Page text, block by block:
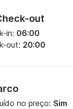
out
in: 06:00
out: 20:00
no preço: Sim